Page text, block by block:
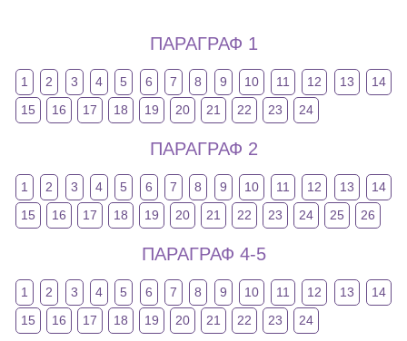
ПАРАГРАФ 1
1 2 3 4 5 6 7 8 9 10 11 12 13
14
15
16 17 18 19 20 21 22 23 24
ПАРАГРАФ 2
1 2 3 4 5 6 7 8 9 10 11 12 13
14
15
16 17 18 19 20 21 22 23 24 25 26
ПАРАГРАФ 4-5
1 2 3 4 5 6 7 8 9 10 11 12 13
14
15
16 17 18 19 20 21 22 23 24